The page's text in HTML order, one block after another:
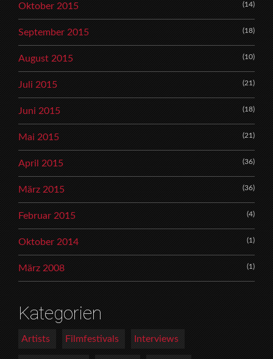
Oktober 2015 (14)
September 2015 (18)
August 2015 (10)
Juli 2015 (21)
Juni 2015 (18)
Mai 2015 (21)
April 2015 (36)
März 2015 (36)
Februar 2015 (4)
Oktober 2014 (1)
März 2008 (1)
Kategorien
Artists Filmfestivals Interviews